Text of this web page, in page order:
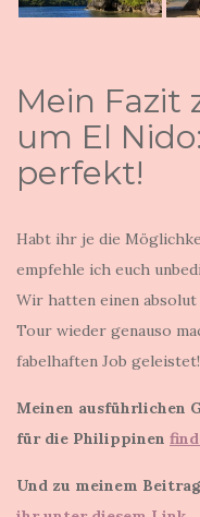
Mein Fazit
um El
perfekt!
Habt ihr je die
empfehle ich euch
Wir hatten einen
Tour wieder genauso
fabelhaften Job geleistet!
Meinen ausführlichen
für die Philippinen
Und zu meinem